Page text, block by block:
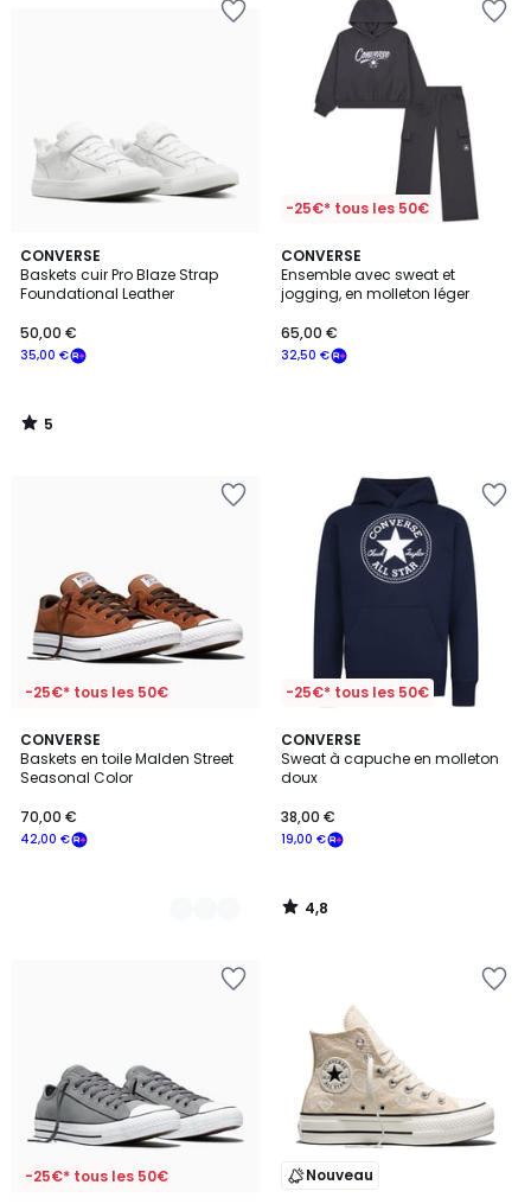
CONVERSE
Baskets cuir Pro Blaze Strap
Foundational Leather
35,00 €
50,00 €
5
/
5
5
/
-25€* tous les 50€
CONVERSE
Ensemble avec sweat et
jogging, en molleton léger
32,50 €
65,00 €
-25€* tous les 50€
CONVERSE
Baskets en toile Malden Street
Seasonal Color
42,00 €
70,00 €
2
Couleurs
-25€* tous les 50€
CONVERSE
Sweat à capuche en molleton
doux
19,00 €
38,00 €
4,8
/ 5
4,8
/
-25€* tous les 50€ Nouveau